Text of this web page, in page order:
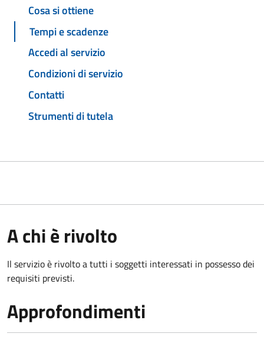
Cosa si ottiene
Tempi e scadenze
Accedi al servizio
Condizioni di servizio
Contatti
Strumenti di tutela
A chi è rivolto
Il servizio è rivolto a tutti i soggetti interessati in possesso dei
requisiti previsti.
Approfondimenti